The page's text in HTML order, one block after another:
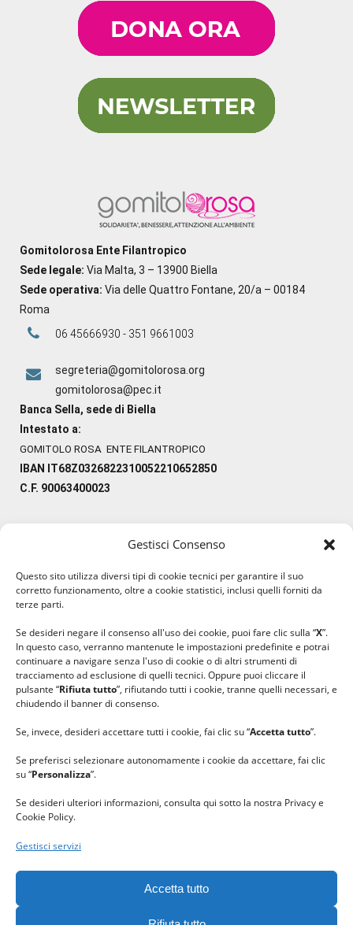
Gestisci Consenso
Questo sito utilizza diversi tipi di cookie tecnici per garantire il suo
corretto funzionamento, oltre a cookie statistici, inclusi quelli forniti da
terze parti.
Se desideri negare il consenso all'uso dei cookie, puoi fare clic sulla “X”.
In questo caso, verranno mantenute le impostazioni predefinite e potrai
continuare a navigare senza l'uso di cookie o di altri strumenti di
tracciamento ad esclusione di quelli tecnici. Oppure puoi cliccare il
pulsante “Rifiuta tutto”, rifiutando tutti i cookie, tranne quelli necessari, e
chiudendo il banner di consenso.
Se, invece, desideri accettare tutti i cookie, fai clic su “Accetta tutto”.
Se preferisci selezionare autonomamente i cookie da accettare, fai clic
su “Personalizza”.
Se desideri ulteriori informazioni, consulta qui sotto la nostra Privacy e
Cookie Policy.
Gestisci servizi
Accetta tutto
Gomitolorosa Ente Filantropico
Sede legale: Via Malta, 3 – 13900 Biella
Sede operativa: Via delle Quattro Fontane, 20/a – 00184
Roma
06 45666930 - 351 9661003
segreteria@gomitolorosa.org
gomitolorosa@pec.it
Banca Sella, sede di Biella
Intestato a:
GOMITOLO ROSA ENTE FILANTROPICO
IBAN IT68Z0326822310052210652850
C.F. 90063400023
#lanaterapia
#ilcaloredellempatia